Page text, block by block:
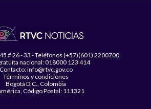
# 26 - 33 - Teléfonos (+57)(601) 2200700
nacional: 018000 123 414
Contacto: info@rtvc.gov.co
Términos y condiciones
Bogotá D.C., Colombia
Código Postal: 111321